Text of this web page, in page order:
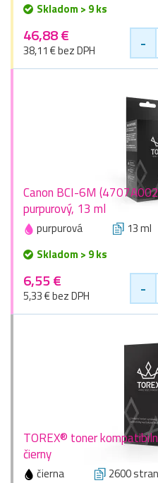
Skladom > 9 ks
46,88 €
38,11 € bez DPH -
Canon BCI-6M
purpurový, 13 ml
purpurová 13 ml
Skladom > 9 ks
6,55 €
5,33 € bez DPH -
TOREX® toner
čierny
čierna 2600 stran